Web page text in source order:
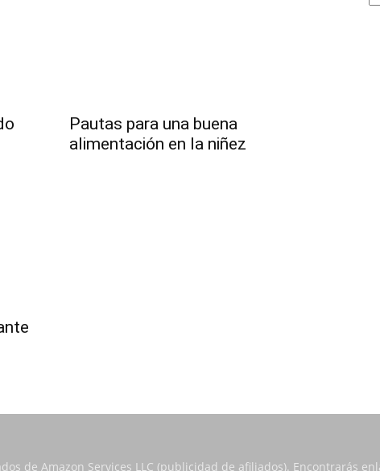
Pautas para una buena
alimentación en la niñez
de Amazon Services LLC (publicidad de afiliados). Encontrarás